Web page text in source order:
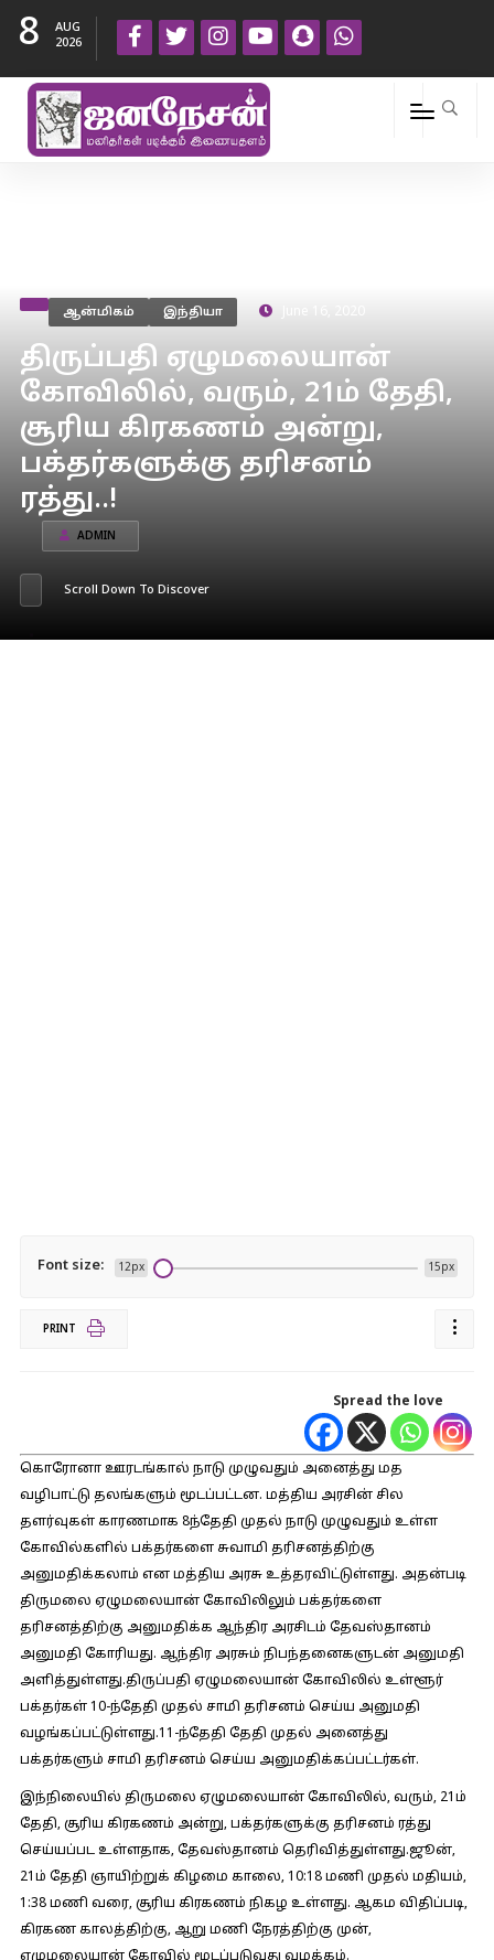
8
AUG
2026
ஆன்மிகம் இந்தியா
திருப்பதி ஏழுமலையான்
கோவிலில், வரும், 21ம் தேதி,
சூரிய கிரகணம் அன்று,
பக்தர்களுக்கு தரிசனம்
ரத்து..!
ADMIN
Scroll Down To Discover
Font size: 12px 15px
PRINT
Spread the love
கொரோனா ஊரடங்கால் நாடு முழுவதும் அனைத்து மத
வழிபாட்டு தலங்களும் மூடப்பட்டன. மத்திய அரசின் சில
தளர்வுகள் காரணமாக 8ந்தேதி முதல் நாடு முழுவதும் உள்ள
கோவில்களில் பக்தர்களை சுவாமி தரிசனத்திற்கு
அனுமதிக்கலாம் என மத்திய அரசு உத்தரவிட்டுள்ளது. அதன்படி
திருமலை ஏழுமலையான் கோவிலிலும் பக்தர்களை
தரிசனத்திற்கு அனுமதிக்க ஆந்திர அரசிடம் தேவஸ்தானம்
அனுமதி கோரியது. ஆந்திர அரசும் நிபந்தனைகளுடன் அனுமதி
அளித்துள்ளது.திருப்பதி ஏழுமலையான் கோவிலில் உள்ளூர்
பக்தர்கள் 10-ந்தேதி முதல் சாமி தரிசனம் செய்ய அனுமதி
வழங்கப்பட்டுள்ளது.11-ந்தேதி தேதி முதல் அனைத்து
பக்தர்களும் சாமி தரிசனம் செய்ய அனுமதிக்கப்பட்டர்கள்.
இந்நிலையில் திருமலை ஏழுமலையான் கோவிலில், வரும், 21ம்
தேதி, சூரிய கிரகணம் அன்று, பக்தர்களுக்கு தரிசனம் ரத்து
செய்யப்பட உள்ளதாக, தேவஸ்தானம் தெரிவித்துள்ளது.ஜூன்,
21ம் தேதி ஞாயிற்றுக் கிழமை காலை, 10:18 மணி முதல் மதியம்,
1:38 மணி வரை, சூரிய கிரகணம் நிகழ உள்ளது. ஆகம விதிப்படி,
கிரகண காலத்திற்கு, ஆறு மணி நேரத்திற்கு முன்,
ஏழுமலையான் கோவில் மூடப்படுவது வழக்கம்.